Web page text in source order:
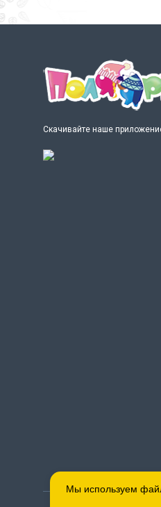
Скачивайте наше
Мы используем